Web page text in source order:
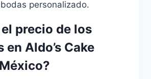
personalizado.
precio de los
en Aldo’s Cake